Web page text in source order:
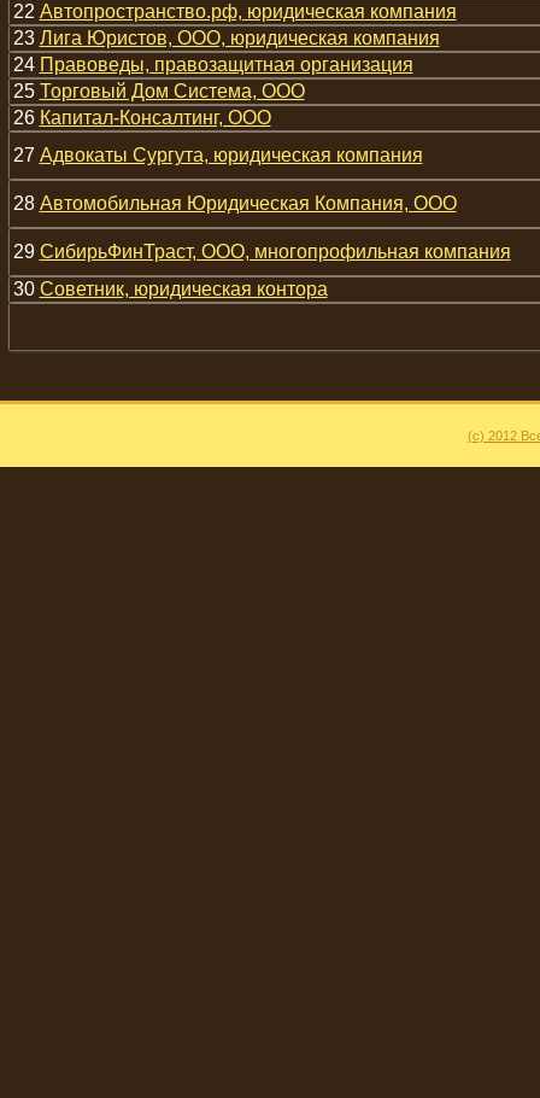
22 Автопространство.рф, юридическая компания
23 Лига Юристов, ООО, юридическая компания
24 Правоведы, правозащитная организация
25 Торговый Дом Система, ООО
26 Капитал-Консалтинг, ООО
27 Адвокаты Сургута, юридическая компания
28 Автомобильная Юридическая Компания, ООО
29 СибирьФинТраст, ООО, многопрофильная компания
30 Советник, юридическая контора
(c) 2012